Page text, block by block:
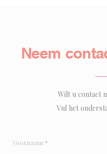
Neem
Wilt u contact
Vul het